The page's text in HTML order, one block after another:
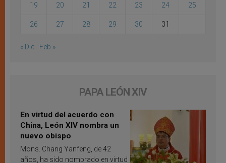
19 20 21 22 23 24 25
26 27 28 29 30 31
« Dic Feb »
PAPA LEÓN XIV
En virtud del acuerdo con
China, León XIV nombra un
nuevo obispo
Mons. Chang Yanfeng, de 42
años, ha sido nombrado en virtud